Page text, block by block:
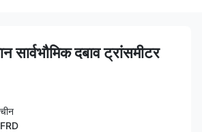
सार्वभौमिक दबाव ट्रांसमीटर
चीन
FRD